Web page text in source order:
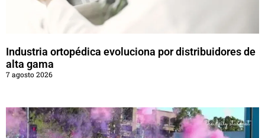
Industria ortopédica evoluciona por distribuidores de
alta gama
7 agosto 2026